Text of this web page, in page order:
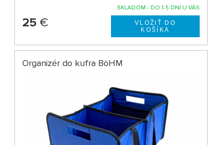
SKLADOM - DO 1-5 DNÍ U VÁS
25 €
Organizér do kufra BöHM